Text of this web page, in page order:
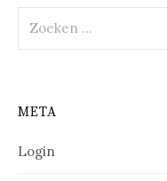
naar:
META
Login